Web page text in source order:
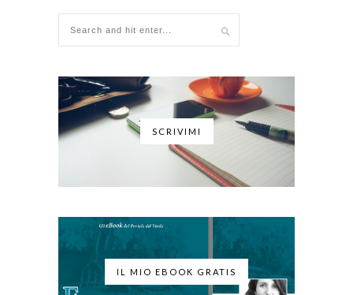
SCRIVIMI
IL MIO EBOOK GRATIS